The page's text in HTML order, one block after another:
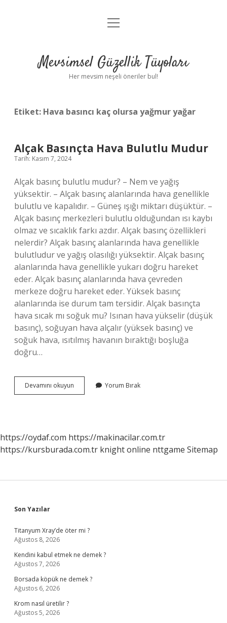
Anasayfa
Yasal Uyarı
menüyü
Mevsimsel Güzellik Tüyoları
Her mevsim neşeli öneriler bul!
Etiket: Hava basıncı kaç olursa yağmur yağar
Alçak Basınçta Hava Bulutlu Mudur
Tarih: Kasım 7, 2024
Alçak basınç bulutlu mudur? – Nem ve yağış
yüksektir. – Alçak basınç alanlarında hava genellikle
bulutlu ve kapalıdır. – Güneş ışığı miktarı düşüktür. –
Alçak basınç merkezleri bulutlu olduğundan ısı kaybı
olmaz ve sıcaklık farkı azdır. Alçak basınç özellikleri
nelerdir? Alçak basınç alanlarında hava genellikle
bulutludur ve yağış olasılığı yüksektir. Alçak basınç
alanlarında hava genellikle yukarı doğru hareket
eder. Alçak basınç alanlarında hava çevreden
merkeze doğru hareket eder. Yüksek basınç
alanlarında ise durum tam tersidir. Alçak basınçta
hava sıcak mı soğuk mu? Isınan hava yükselir (düşük
basınç), soğuyan hava alçalır (yüksek basınç) ve
soğuk hava, ısıtılmış havanın bıraktığı boşluğa
doğru…
Devamını okuyun
Basınçta
Yorum Bırak
https://oydaf.com https://makinacilar.com.tr
https://kursburada.com.tr knight online nttgame Sitemap
Sidebar
Son Yazılar
Titanyum Xray’de öter mi ?
Ağustos 8, 2026
Kendini kabul etmek ne demek ?
Ağustos 7, 2026
Borsada köpük ne demek ?
Ağustos 6, 2026
Krom nasıl üretilir ?
Ağustos 5, 2026